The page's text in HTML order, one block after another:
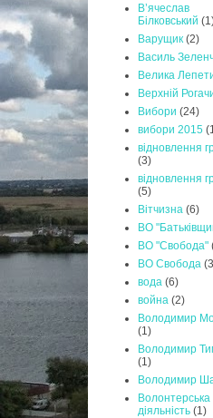
В’ячеслав
Білковський
Варущик (2)
Василь
Велика
Верхній
Вибори (24)
вибори 2015
відновлення
(3)
відновлення
(5)
Вітчизна (6)
ВО
ВО "Свобода"
ВО Свобода
вода (6)
война (2)
Володимир
(1)
Володимир
(1)
Володимир
Волонтерська
діяльність (1)